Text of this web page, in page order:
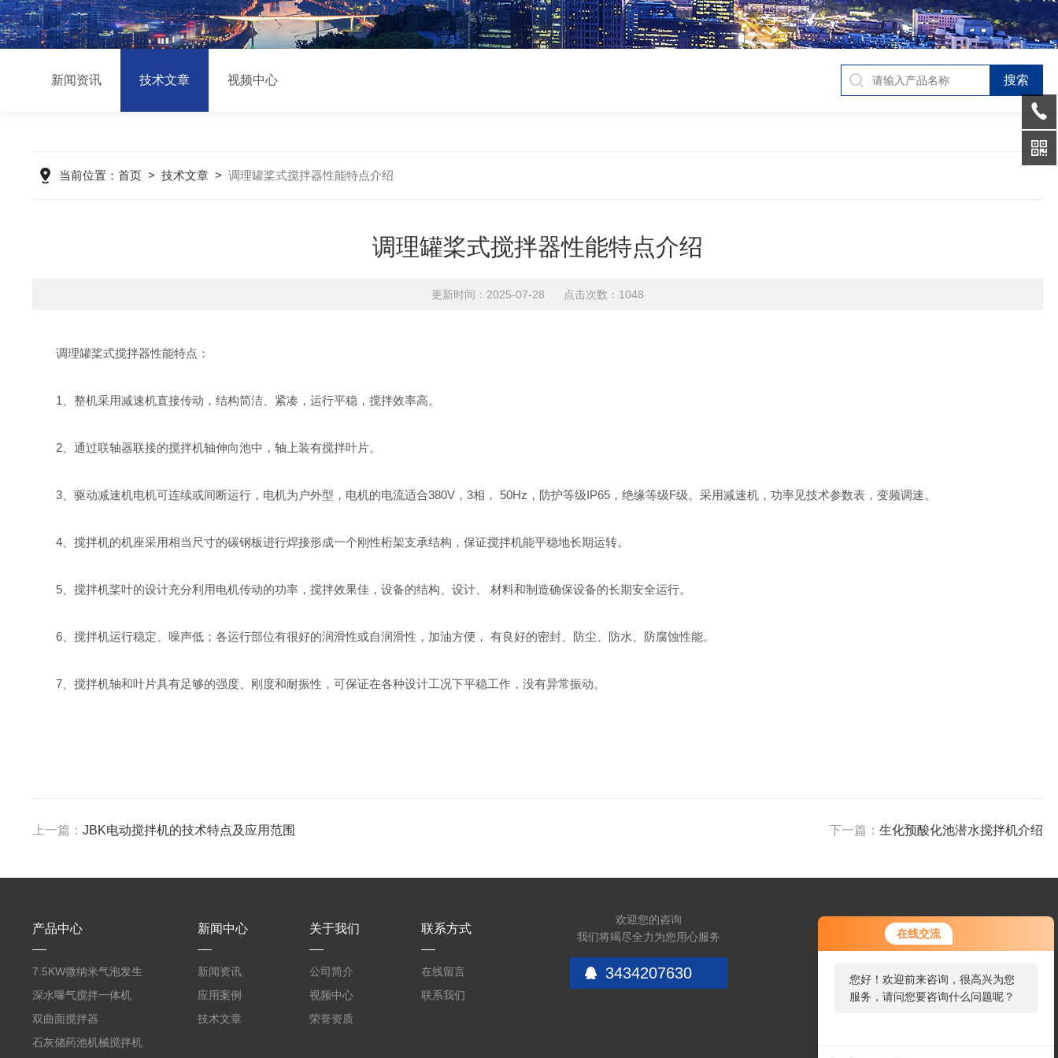
在线交流
您好！欢迎前来咨询，很高兴为您
服务，请问您要咨询什么问题呢？
新闻资讯 技术文章 视频中心
当前位置： 首页> 技术文章> 调理罐桨式搅拌器性能特点介绍
调理罐桨式搅拌器性能特点介绍
更新时间：2025-07-28 点击次数：1048
调理罐桨式搅拌器性能特点：
1、整机采用减速机直接传动，结构简洁、紧凑，运行平稳，搅拌效率高。
2、通过联轴器联接的搅拌机轴伸向池中，轴上装有搅拌叶片。
3、驱动减速机电机可连续或间断运行，电机为户外型，电机的电流适合380V，3相， 50Hz，防护等级IP65，绝缘等级F级。采用减速机，功率见技术参数表，变频调速。
4、搅拌机的机座采用相当尺寸的碳钢板进行焊接形成一个刚性桁架支承结构，保证搅拌机能平稳地长期运转。
5、搅拌机桨叶的设计充分利用电机传动的功率，搅拌效果佳，设备的结构、设计、 材料和制造确保设备的长期安全运行。
6、搅拌机运行稳定、噪声低；各运行部位有很好的润滑性或自润滑性，加油方便， 有良好的密封、防尘、防水、防腐蚀性能。
7、搅拌机轴和叶片具有足够的强度、刚度和耐振性，可保证在各种设计工况下平稳工作，没有异常振动。
上一篇： JBK电动搅拌机的技术特点及应用范围 下一篇：生化预酸化池潜水搅拌机介绍
产品中心
7.5KW微纳米气泡发生
器曝气机
深水曝气搅拌一体机
双曲面搅拌器
石灰储药池机械搅拌机
新闻中心
新闻资讯
应用案例
技术文章
关于我们
公司简介
视频中心
荣誉资质
联系方式
在线留言
联系我们
欢迎您的咨询
我们将竭尽全力为您用心服务
3434207630
扫码加微信